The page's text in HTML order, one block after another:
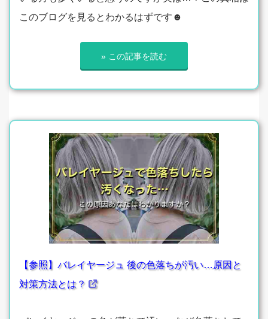
このブログを見るとわかるはずです☻
» この記事を読む
【参照】バレイヤージュ 後の色落ちが汚い…原因と
対策方法とは？